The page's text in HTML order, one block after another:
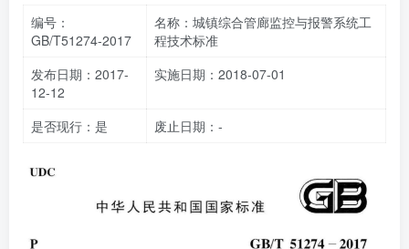
编号：
GB/T51274-2017
名称：城镇综合管廊监控与报警系统工
程技术标准
发布日期：2017-
12-12
实施日期：2018-07-01
是否现行：是 废止日期：-